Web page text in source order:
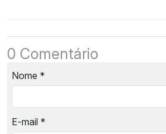
0 Comentário
Nome *
E-mail *